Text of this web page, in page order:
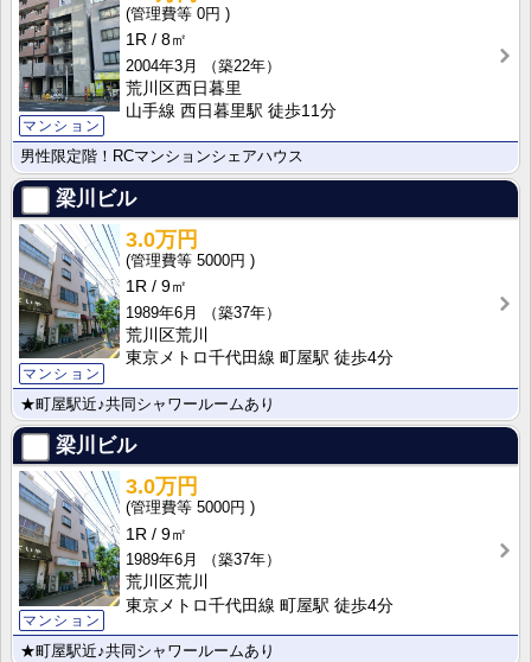
マンション
0円
1R
8㎡
2004年3月
（築22年）
荒川区西日暮里
山手線 西日暮里駅 徒歩11分
男性限定階！RCマンションシェアハウス
梁川ビル
マンション
3.0万円
5000円
1R
9㎡
1989年6月
（築37年）
荒川区荒川
東京メトロ千代田線 町屋駅 徒歩4分
★町屋駅近♪共同シャワールームあり
梁川ビル
マンション
3.0万円
5000円
1R
9㎡
1989年6月
（築37年）
荒川区荒川
東京メトロ千代田線 町屋駅 徒歩4分
★町屋駅近♪共同シャワールームあり